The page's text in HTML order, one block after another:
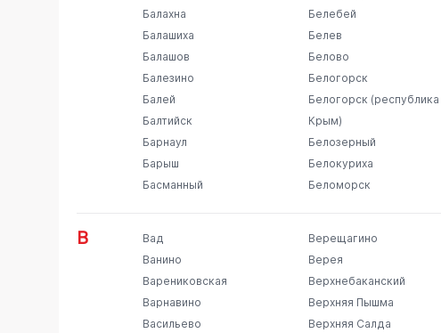
Балахна
Балашиха
Балашов
Балезино
Балей
Балтийск
Барнаул
Барыш
Басманный
Белебей
Белев
Белово
Белогорск
Белогорск (республика
Крым)
Белозерный
Белокуриха
Беломорск
В
Вад
Ванино
Варениковская
Варнавино
Васильево
Верещагино
Верея
Верхнебаканский
Верхняя Пышма
Верхняя Салда